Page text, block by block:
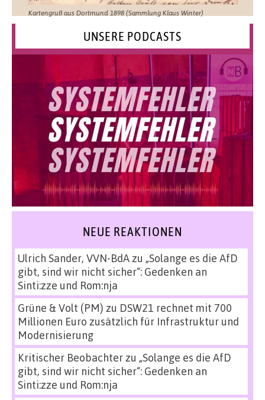
Kartengruß aus Dortmund 1898 (Sammlung Klaus Winter)
UNSERE PODCASTS
NEUE REAKTIONEN
Ulrich Sander, VVN-BdAzu „Solange es die AfD
gibt, sind wir nicht sicher“: Gedenken an
Sinti:zze und Rom:nja
Grüne & Volt (PM) zu DSW21 rechnet mit 700
Millionen Euro zusätzlich für Infrastruktur und
Modernisierung
Kritischer Beobachterzu „Solange es die AfD
gibt, sind wir nicht sicher“: Gedenken an
Sinti:zze und Rom:nja